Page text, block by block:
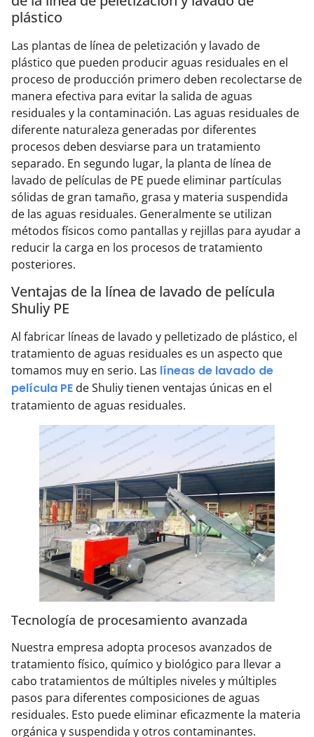
plástico
Las plantas de línea de peletización y lavado de
plástico que pueden producir aguas residuales en el
proceso de producción primero deben recolectarse de
manera efectiva para evitar la salida de aguas
residuales y la contaminación. Las aguas residuales de
diferente naturaleza generadas por diferentes
procesos deben desviarse para un tratamiento
separado. En segundo lugar, la planta de línea de
lavado de películas de PE puede eliminar partículas
sólidas de gran tamaño, grasa y materia suspendida
de las aguas residuales. Generalmente se utilizan
métodos físicos como pantallas y rejillas para ayudar a
reducir la carga en los procesos de tratamiento
posteriores.
Ventajas de la línea de lavado de película
Shuliy PE
Al fabricar líneas de lavado y pelletizado de plástico, el
tratamiento de aguas residuales es un aspecto que
tomamos muy en serio. Las líneas de lavado de
película PE de Shuliy tienen ventajas únicas en el
tratamiento de aguas residuales.
Tecnología de procesamiento avanzada
Nuestra empresa adopta procesos avanzados de
tratamiento físico, químico y biológico para llevar a
cabo tratamientos de múltiples niveles y múltiples
pasos para diferentes composiciones de aguas
residuales. Esto puede eliminar eficazmente la materia
orgánica y suspendida y otros contaminantes.